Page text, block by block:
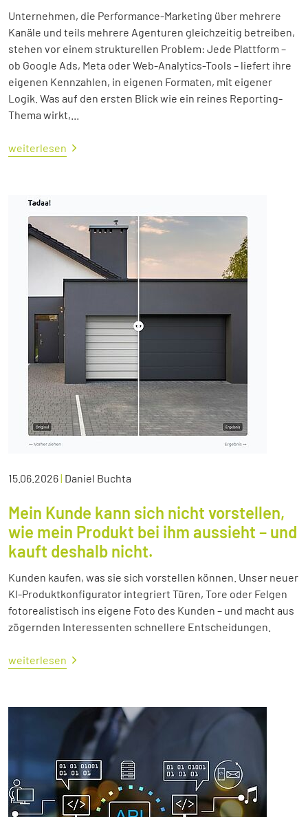
Unternehmen, die Performance-Marketing über mehrere
Kanäle und teils mehrere Agenturen gleichzeitig betreiben,
stehen vor einem strukturellen Problem: Jede Plattform –
ob Google Ads, Meta oder Web-Analytics-Tools – liefert ihre
eigenen Kennzahlen, in eigenen Formaten, mit eigener
Logik. Was auf den ersten Blick wie ein reines Reporting-
Thema wirkt,...
weiterlesen
15.06.2026| Daniel Buchta
Mein Kunde kann sich nicht vorstellen,
wie mein Produkt bei ihm aussieht – und
kauft deshalb nicht.
Kunden kaufen, was sie sich vorstellen können. Unser neuer
KI-Produktkonfigurator integriert Türen, Tore oder Felgen
fotorealistisch ins eigene Foto des Kunden – und macht aus
zögernden Interessenten schnellere Entscheidungen.
weiterlesen